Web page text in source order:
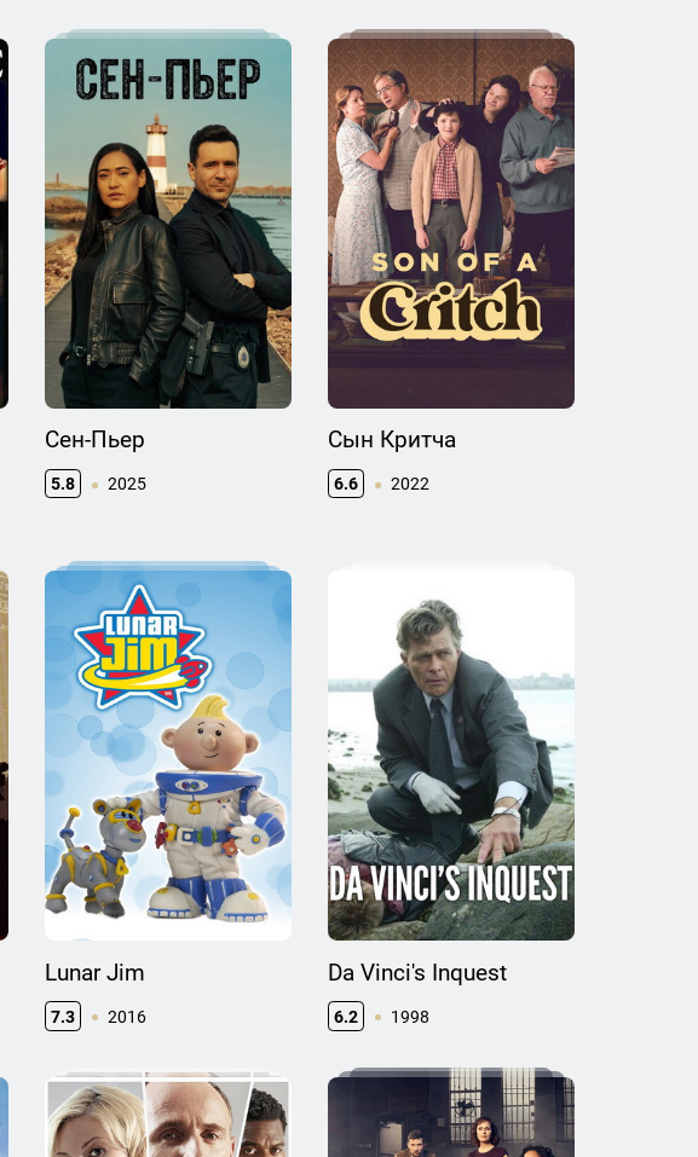
Сен-Пьер
5.8 2025
Сын Критча
6.6 2022
Lunar Jim
7.3 2016
Da Vinci's Inquest
6.2 1998